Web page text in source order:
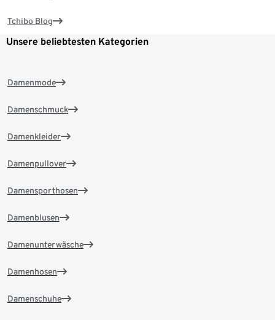
Tchibo Blog
Unsere beliebtesten Kategorien
Damenmode
Damenschmuck
Damenkleider
Damenpullover
Damensporthosen
Damenblusen
Damenunterwäsche
Damenhosen
Damenschuhe